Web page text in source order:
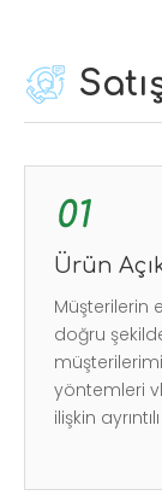
Ürün
Müşterilerin
doğru
yöntemleri
ilişkin